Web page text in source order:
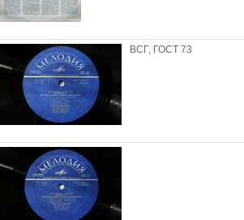
ВСГ, ГОСТ 73